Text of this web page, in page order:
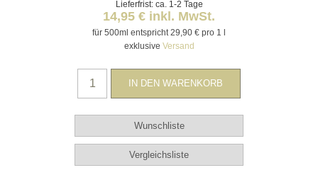
Lieferfrist: ca. 1-2 Tage
14,95 € inkl. MwSt.
für 500ml entspricht 29,90 € pro 1 l
exklusive Versand